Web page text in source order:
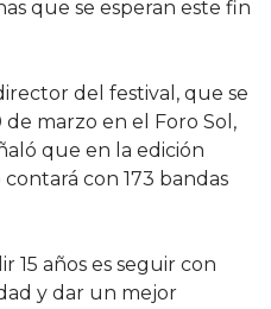
que se esperan este fin
del festival, que se
de marzo en el Foro Sol,
que en la edición
con 173 bandas
15 años es seguir con
y dar un mejor